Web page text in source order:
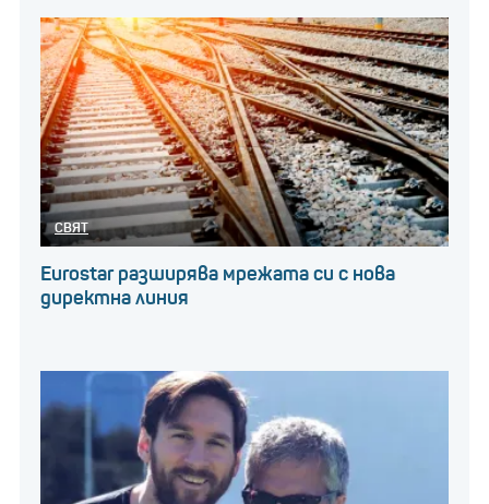
СВЯТ
Eurostar разширява мрежата си с нова
директна линия